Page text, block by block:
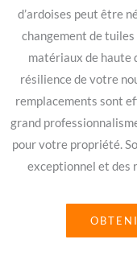
d’ardoises peut être
changement de
matériaux de haute
résilience de votre
remplacements sont
grand
pour votre propriété.
exceptionnel et des